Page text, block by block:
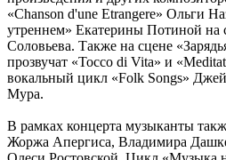
«Chanson d'une Etrangere» Ольги
утреннем» Екатерины Потиной на
Соловьева. Также на сцене
прозвучат «Tocco di Vita» и
вокальный цикл «Folk Songs»
Мура.
В рамках концерта музыканты
Жоржа Апергиса, Владимира